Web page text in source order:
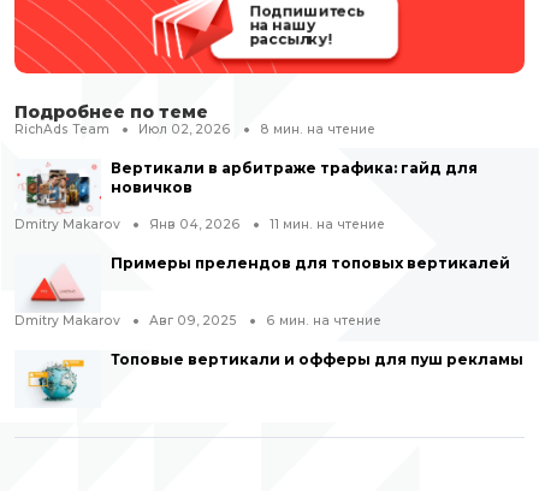
Подпишитесь
на нашу
рассылку!
Подробнее по теме
RichAds Team Июл 02, 2026 8 мин. на чтение
Вертикали в арбитраже трафика: гайд для
новичков
Dmitry Makarov Янв 04, 2026 11 мин. на чтение
Примеры прелендов для топовых вертикалей
Dmitry Makarov Авг 09, 2025 6 мин. на чтение
Топовые вертикали и офферы для пуш рекламы